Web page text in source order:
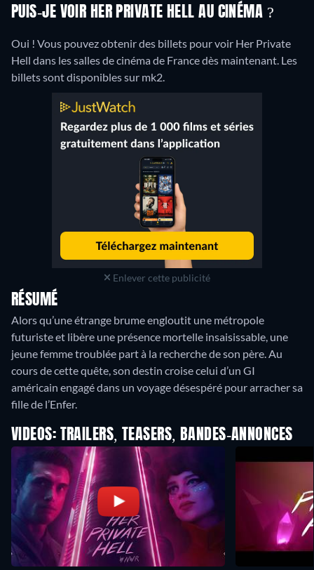
PUIS-JE VOIR HER PRIVATE HELL AU CINÉMA ?
Oui ! Vous pouvez obtenir des billets pour voir Her Private
Hell dans les salles de cinéma de France dès maintenant. Les
billets sont disponibles sur mk2.
Enlever cette publicité
RÉSUMÉ
Alors qu’une étrange brume engloutit une métropole
futuriste et libère une présence mortelle insaisissable, une
jeune femme troublée part à la recherche de son père. Au
cours de cette quête, son destin croise celui d’un GI
américain engagé dans un voyage désespéré pour arracher sa
fille de l’Enfer.
VIDEOS: TRAILERS, TEASERS, BANDES-ANNONCES